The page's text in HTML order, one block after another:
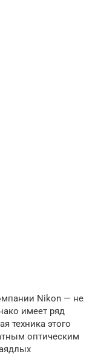
Nikon — не
имеет ряд
техника этого
оптическим